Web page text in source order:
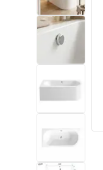
Wannen
Duschen
Küche